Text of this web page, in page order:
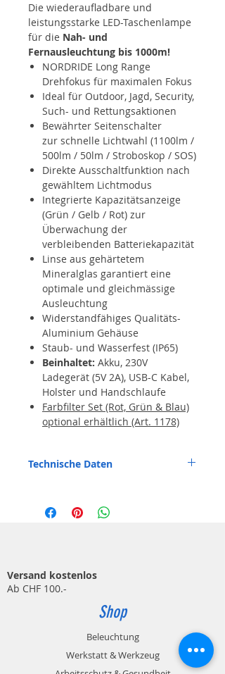
Die wiederaufladbare und
leistungsstarke LED-Taschenlampe
für die Nah- und
Fernausleuchtung bis 1000m!
NORDRIDE Long Range
Drehfokus für maximalen Fokus
Ideal für Outdoor, Jagd, Security,
Such- und Rettungsaktionen
Bewährter Seitenschalter
zur schnelle Lichtwahl (1100lm /
500lm / 50lm / Stroboskop / SOS)
Direkte Ausschaltfunktion nach
gewähltem Lichtmodus
Integrierte Kapazitätsanzeige
(Grün / Gelb / Rot) zur
Überwachung der
verbleibenden Batteriekapazität
Linse aus gehärtetem
Mineralglas garantiert eine
optimale und gleichmässige
Ausleuchtung
Widerstandfähiges Qualitäts-
Aluminium Gehäuse
Staub- und Wasserfest (IP65)
Beinhaltet: Akku, 230V
Ladegerät (5V 2A), USB-C Kabel,
Holster und Handschlaufe
Farbfilter Set (Rot, Grün & Blau)
optional erhältlich (Art. 1178)
Technische Daten
Leuchtweite bis 1000m
Gewicht: 440g
Dimension: Ø 56.5 x 186 - 219 mm
Versand kostenlos
Ab CHF 100.-
Shop
Beleuchtung
Werkstatt & Werkzeug